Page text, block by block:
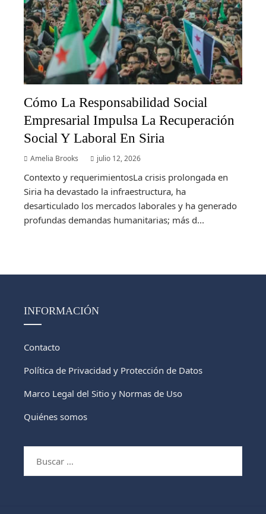
Cómo La Responsabilidad Social
Empresarial Impulsa La Recuperación
Social Y Laboral En Siria
Amelia Brooks julio 12, 2026
Contexto y requerimientosLa crisis prolongada en
Siria ha devastado la infraestructura, ha
desarticulado los mercados laborales y ha generado
profundas demandas humanitarias; más d...
INFORMACIÓN
Contacto
Política de Privacidad y Protección de Datos
Marco Legal del Sitio y Normas de Uso
Quiénes somos